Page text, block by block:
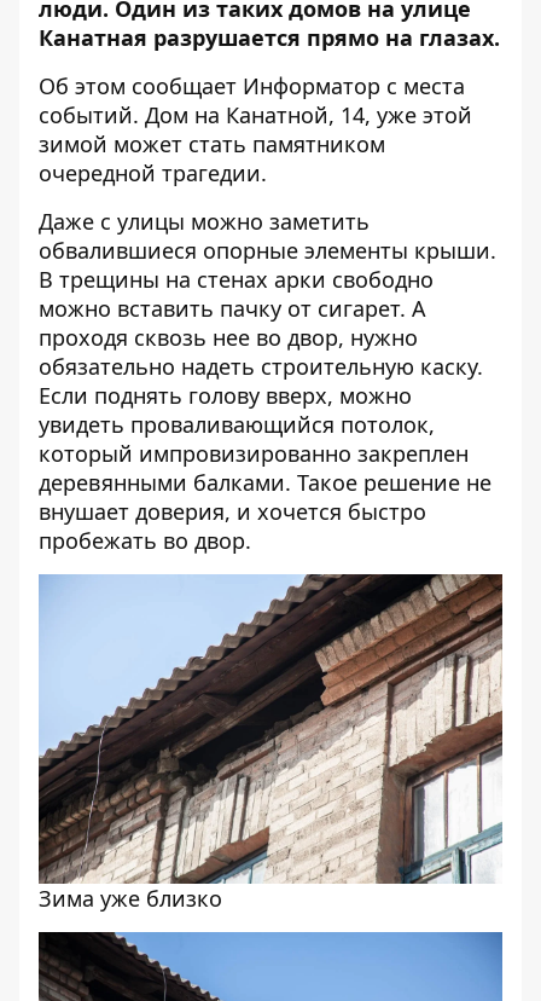
люди. Один из таких домов на улице
Канатная разрушается прямо на глазах.
Об этом сообщает Информатор с места
событий. Дом на Канатной, 14, уже этой
зимой может стать памятником
очередной трагедии.
Даже c улицы можно заметить
обвалившиеся опорные элементы крыши.
В трещины на стенах арки свободно
можно вставить пачку от сигарет. А
проходя сквозь нее во двор, нужно
обязательно надеть строительную каску.
Если поднять голову вверх, можно
увидеть проваливающийся потолок,
который импровизированно закреплен
деревянными балками. Такое решение не
внушает доверия, и хочется быстро
пробежать во двор.
Зима уже близко